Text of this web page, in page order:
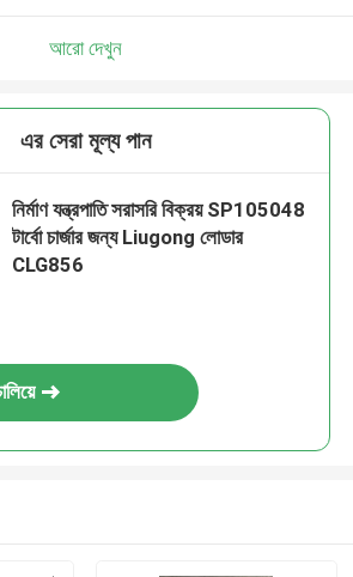
আরো দেখুন
এর সেরা মূল্য পান
নির্মাণ যন্ত্রপাতি সরাসরি বিক্রয় SP105048
টার্বো চার্জার জন্য Liugong লোডার
CLG856